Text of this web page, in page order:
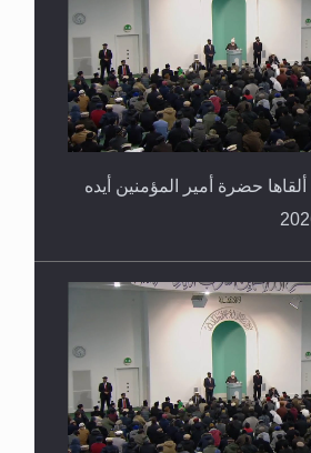
حضرة أمير المؤمنين أيده